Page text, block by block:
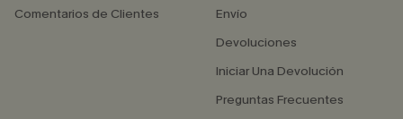
Comentarios de Clientes
Envío
Devoluciones
Iniciar Una Devolución
Preguntas Frecuentes